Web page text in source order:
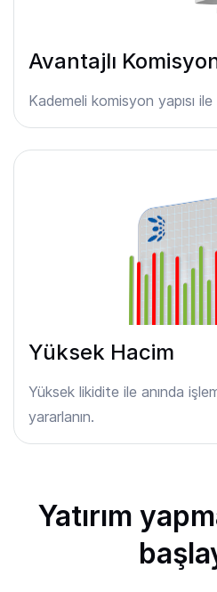
Avantajlı
Kademeli komisyon yapısı
Yüksek Hacim
Yüksek likidite ile anında
yararlanın.
Yatırım